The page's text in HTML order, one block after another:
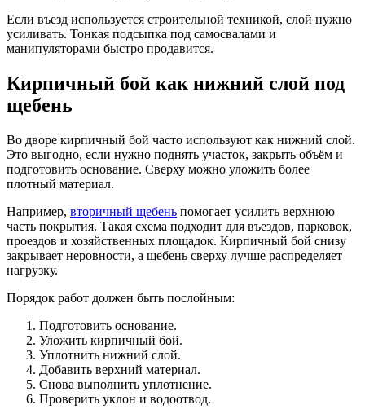
Если въезд используется строительной техникой, слой нужно
усиливать. Тонкая подсыпка под самосвалами и
манипуляторами быстро продавится.
Кирпичный бой как нижний слой под
щебень
Во дворе кирпичный бой часто используют как нижний слой.
Это выгодно, если нужно поднять участок, закрыть объём и
подготовить основание. Сверху можно уложить более
плотный материал.
Например, вторичный щебень помогает усилить верхнюю
часть покрытия. Такая схема подходит для въездов, парковок,
проездов и хозяйственных площадок. Кирпичный бой снизу
закрывает неровности, а щебень сверху лучше распределяет
нагрузку.
Порядок работ должен быть послойным:
Подготовить основание.
Уложить кирпичный бой.
Уплотнить нижний слой.
Добавить верхний материал.
Снова выполнить уплотнение.
Проверить уклон и водоотвод.